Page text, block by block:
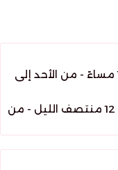
من 10 صباحًا حتى 11 مساءً - من الأحد إلى
ومن 10 صباحًا حتى 12 منتصف الليل - من